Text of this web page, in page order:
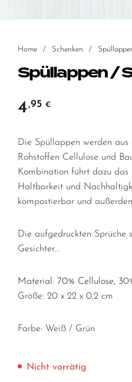
Home / Schenken /
Spüllappen /
4,95 €
Die Spüllappen werden aus
Rohstoffen Cellulose und
Kombination führt dazu das
Haltbarkeit und
kompostierbar und
Die aufgedruckten Sprüche
Gesichter…
Material: 70% Cellulose,
Größe: 20 x 22 x 0,2 cm
Farbe: Weiß / Grün
Nicht vorrätig